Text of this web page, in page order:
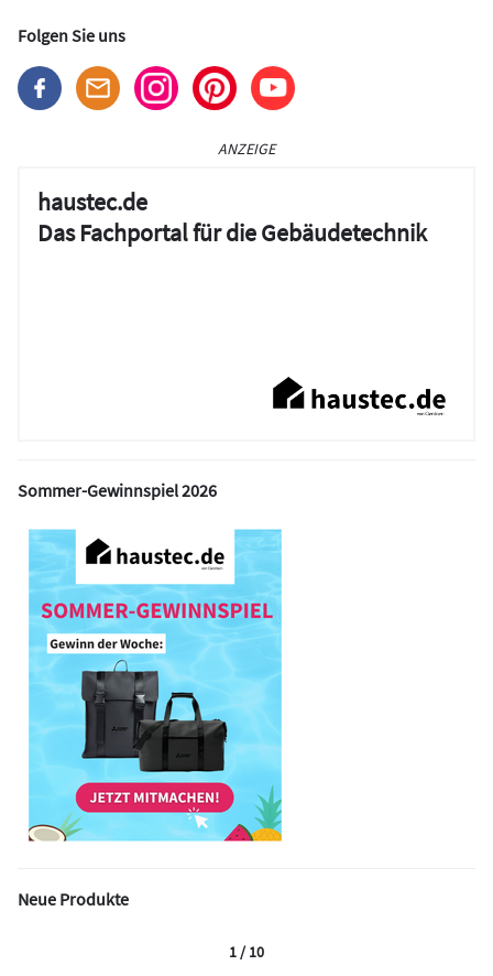
Folgen Sie uns
ANZEIGE
haustec.de
Das Fachportal für die Gebäudetechnik
Sommer-Gewinnspiel 2026
Neue Produkte
1 / 10